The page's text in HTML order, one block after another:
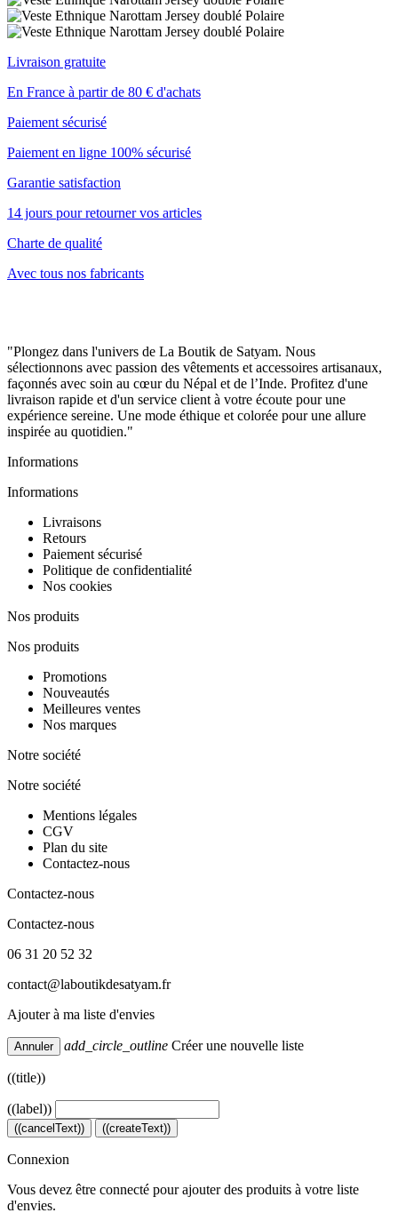
Livraison gratuite
En France à partir de 80 € d'achats
Paiement sécurisé
Paiement en ligne 100% sécurisé
Garantie satisfaction
14 jours pour retourner vos articles
Charte de qualité
Avec tous nos fabricants
"Plongez dans l'univers de La Boutik de Satyam. Nous
sélectionnons avec passion des vêtements et accessoires artisanaux,
façonnés avec soin au cœur du Népal et de l’Inde. Profitez d'une
livraison rapide et d'un service client à votre écoute pour une
expérience sereine. Une mode éthique et colorée pour une allure
inspirée au quotidien."
Informations
Informations
Livraisons
Retours
Paiement sécurisé
Politique de confidentialité
Nos cookies
Nos produits
Nos produits
Promotions
Nouveautés
Meilleures ventes
Nos marques
Notre société
Notre société
Mentions légales
CGV
Plan du site
Contactez-nous
Contactez-nous
Contactez-nous
06 31 20 52 32
contact@laboutikdesatyam.fr
Ajouter à ma liste d'envies
Annuler add_circle_outline Créer une nouvelle liste
((title))
((label))
((cancelText)) ((createText))
Connexion
Vous devez être connecté pour ajouter des produits à votre liste
d'envies.